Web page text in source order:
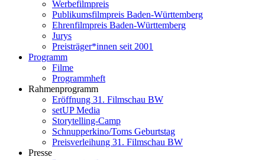
Werbefilmpreis
Publikumsfilmpreis Baden-Württemberg
Ehrenfilmpreis Baden-Württemberg
Jurys
Preisträger*innen seit 2001
Programm
Filme
Programmheft
Rahmenprogramm
Eröffnung 31. Filmschau BW
setUP Media
Storytelling-Camp
Schnupperkino/Toms Geburtstag
Preisverleihung 31. Filmschau BW
Presse